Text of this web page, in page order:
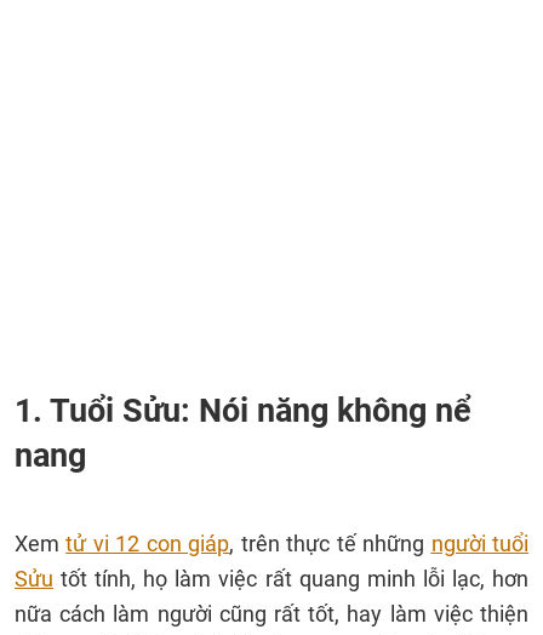
1. Tuổi Sửu: Nói năng không nể
nang
Xemtử vi 12 con giáp, trên thực tế những người tuổi
Sửu tốt tính, họ làm việc rất quang minh lỗi lạc, hơn
nữa cách làm người cũng rất tốt, hay làm việc thiện